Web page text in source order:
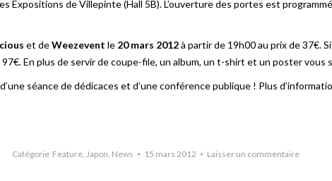
Expositions de Villepinte (Hall 5B). L’ouverture des portes est
et deWeezevent le 20 mars 2012à partir de 19h00 au prix de 37€.
En plus de servir de coupe-file, un album, un t-shirt et un poster
séance de dédicaces et d’une conférence publique ! Plus
Catégorie Feature, Japon, News 15 mars 2012 Laisser un commentaire